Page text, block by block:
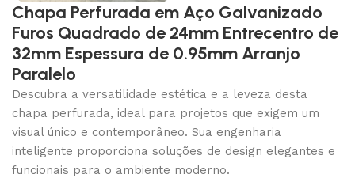
Chapa Perfurada em Aço Galvanizado
Furos Quadrado de 24mm Entrecentro de
32mm Espessura de 0.95mm Arranjo
Paralelo
Descubra a versatilidade estética e a leveza desta
chapa perfurada, ideal para projetos que exigem um
visual único e contemporâneo. Sua engenharia
inteligente proporciona soluções de design elegantes e
funcionais para o ambiente moderno.